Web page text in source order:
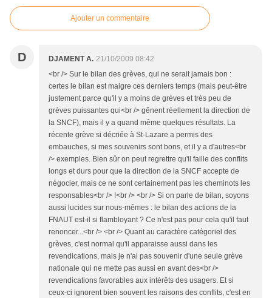
Ajouter un commentaire
D DJAMENT A. 21/10/2009 08:42
<br /> Sur le bilan des grèves, qui ne serait jamais bon :
certes le bilan est maigre ces derniers temps (mais peut-être
justement parce qu'il y a moins de grèves et très peu de
grèves puissantes qui<br /> gênent réellement la direction de
la SNCF), mais il y a quand même quelques résultats. La
récente grève si décriée à St-Lazare a permis des
embauches, si mes souvenirs sont bons, et il y a d'autres<br
/> exemples. Bien sûr on peut regrettre qu'il faille des conflits
longs et durs pour que la direction de la SNCF accepte de
négocier, mais ce ne sont certainement pas les cheminots les
responsables<br /> !<br /> <br /> Si on parle de bilan, soyons
aussi lucides sur nous-mêmes : le bilan des actions de la
FNAUT est-il si flambloyant ? Ce n'est pas pour cela qu'il faut
renoncer...<br /> <br /> Quant au caractère catégoriel des
grèves, c'est normal qu'il apparaisse aussi dans les
revendications, mais je n'ai pas souvenir d'une seule grève
nationale qui ne mette pas aussi en avant des<br />
revendications favorables aux intérêts des usagers. Et si
ceux-ci ignorent bien souvent les raisons des conflits, c'est en